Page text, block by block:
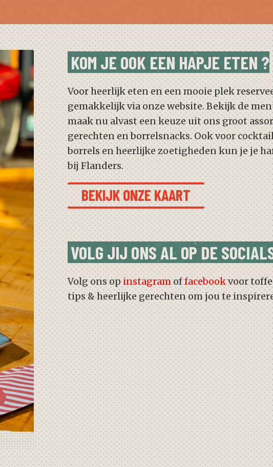
KOM JE OOK EEN HAPJE ETEN ?
Voor heerlijk eten en een mooie plek
gemakkelijk via onze website. Bekijk de
maak nu alvast een keuze uit ons groot
gerechten en borrelsnacks. Ook voor
borrels en heerlijke zoetigheden kun je je
bij Flanders.
BEKIJK ONZE KAART
VOLG JIJ ONS AL OP DE
Volg ons opinstagramoffacebookvoor toffe
tips & heerlijke gerechten om jou te